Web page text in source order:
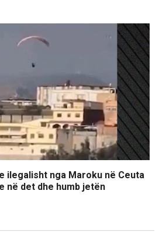
ilegalisht nga Maroku në Ceuta
në det dhe humb jetën